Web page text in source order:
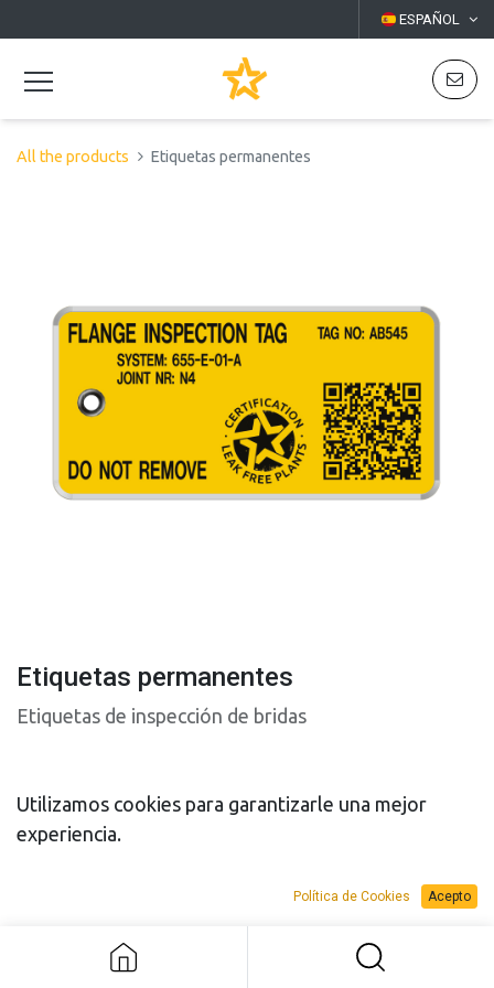
ESPAÑOL
All the products Etiquetas permanentes
Etiquetas permanentes
Etiquetas de inspección de bridas
PRESUPUESTO
Add to Request Budget
Utilizamos cookies para garantizarle una mejor
experiencia.
Política de Cookies Acepto